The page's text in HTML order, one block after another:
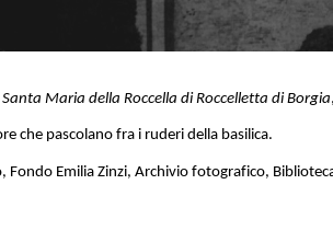
Maria della Roccella di Roccelletta di Borgia
che pascolano fra i ruderi della basilica.
Fondo Emilia Zinzi, Archivio fotografico,